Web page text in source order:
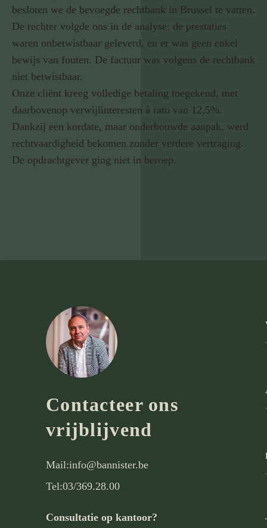
besloten we de bevoegde rechtbank in Brussel te vatten.
De rechter volgde ons in de analyse: de prestaties
waren onbetwistbaar geleverd, en er was geen enkel
bewijs van fouten. De factuur was volgens de rechtbank
niet betwistbaar.
Onze cliënt kreeg volledige betaling toegekend, met
daarbovenop verwijlinteresten à rato van 12,5%.
Dankzij een kordate, maar onderbouwde aanpak, werd
rechtvaardigheid bekomen zonder verdere vertraging.
De opdrachtgever ging niet in beroep.
Contacteer ons
vrijblijvend
Mail:info@bannister.be
Tel:03/369.28.00
Consultatie op kantoor?